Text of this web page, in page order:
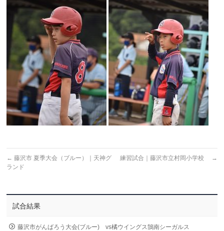
← 藤沢市 夏季大会（ブルー）｜天神グ
ランド
練習試合｜藤沢市立村岡小学校 →
試合結果
藤沢市がんばろう大会(ブルー) vs橘ウイングス鵠南シーガルス